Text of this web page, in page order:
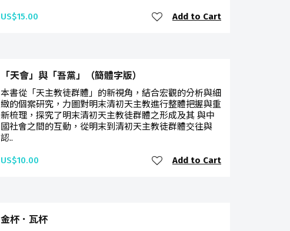
US$15.00 Add to Cart
「天會」與「吾黨」（簡體字版）
本書從「天主教徒群體」的新視角，結合宏觀的分析與細
緻的個案研究，力圖對明末清初天主教進行整體把握與重
新梳理，探究了明末清初天主教徒群體之形成及其 與中
國社會之間的互動，從明末到清初天主教徒群體交往與
認..
US$10.00 Add to Cart
金杯．瓦杯